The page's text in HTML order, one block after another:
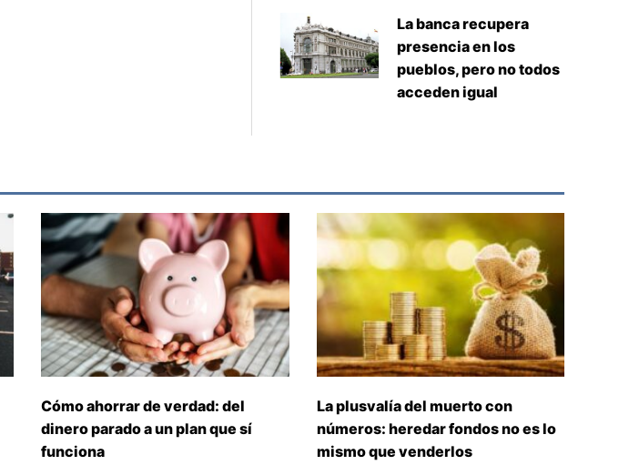
La banca recupera
presencia en los
pueblos, pero no todos
acceden igual
Cómo ahorrar de verdad: del
dinero parado a un plan que sí
funciona
La plusvalía del muerto con
números: heredar fondos no es lo
mismo que venderlos